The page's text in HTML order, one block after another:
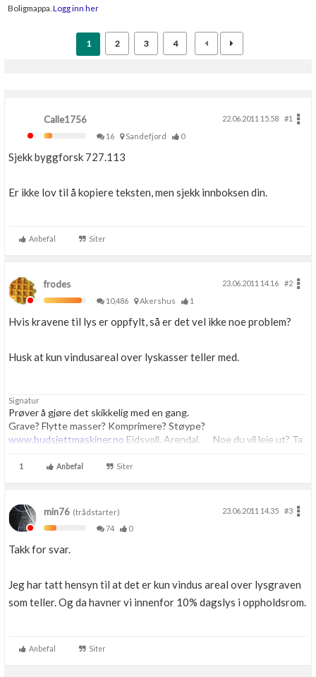
Boligmappa. Logg inn her
1 2 3 4
Calle1756 22.06.2011 15.58
#1
16
Sandefjord 0
Sjekk byggforsk 727.113
Er ikke lov til å kopiere teksten, men sjekk innboksen din.
Anbefal Siter
frodes 23.06.2011 14.16
#2
10,486
Akershus 1
Hvis kravene til lys er oppfylt, så er det vel ikke noe problem?
Husk at kun vindusareal over lyskasser teller med.
Signatur
Prøver å gjøre det skikkelig med en gang.
Grave? Flytte masser? Komprimere? Støype?
www.budsjettmaskiner.no Eidsvoll, Arendal. Noe du vil leie ut? Ta
1 Anbefal Siter
min76 (trådstarter) 23.06.2011 14.35
#3
74
0
Takk for svar.
Jeg har tatt hensyn til at det er kun vindus areal over lysgraven
som teller. Og da havner vi innenfor 10% dagslys i oppholdsrom.
Anbefal Siter